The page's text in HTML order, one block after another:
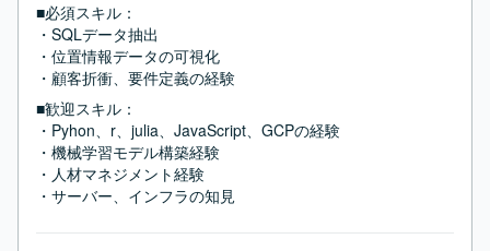
■必須スキル：
・SQLデータ抽出
・位置情報データの可視化
・顧客折衝、要件定義の経験
■歓迎スキル：
・Pyhon、r、julia、JavaScript、GCPの経験
・機械学習モデル構築経験
・人材マネジメント経験
・サーバー、インフラの知見